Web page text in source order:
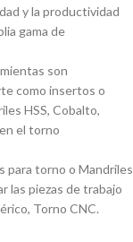
y la productividad
gama de
son
como insertos o
HSS, Cobalto,
el torno
para torno o Mandriles
las piezas de trabajo
Torno CNC.